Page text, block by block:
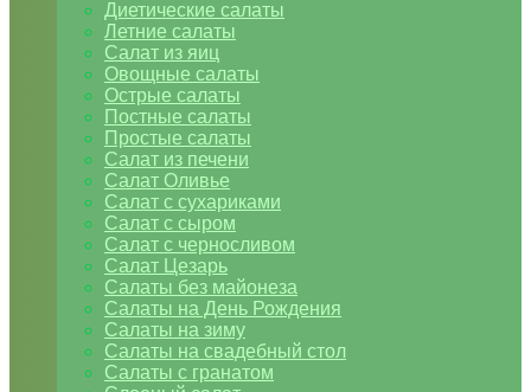
Диетические салаты
Летние салаты
Салат из яиц
Овощные салаты
Острые салаты
Постные салаты
Простые салаты
Салат из печени
Салат Оливье
Салат с сухариками
Салат с сыром
Салат с черносливом
Салат Цезарь
Салаты без майонеза
Салаты на День Рождения
Салаты на зиму
Салаты на свадебный стол
Салаты с гранатом